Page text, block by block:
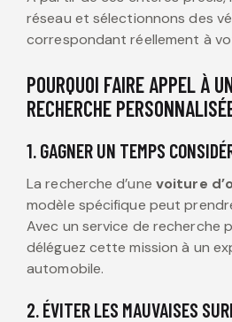
réseau et sélectionnons des
correspondant réellement à
POURQUOI FAIRE APPEL À
RECHERCHE
1. GAGNER UN TEMPS
La recherche d’une voiture
modèle spécifique peut
Avec un service de recherche
déléguez cette mission à un
automobile.
2. ÉVITER LES MAUVAISES